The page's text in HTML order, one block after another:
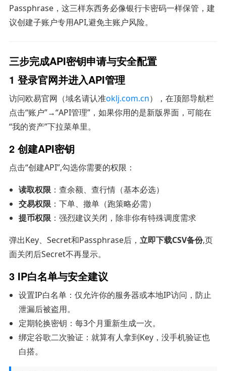
Passphrase，这三样东西务必像银行卡密码一样保管，建
议创建子账户专用API,避免主账户风险。
三步完成API密钥申请与安全配置
1 登录官网并进入API管理
访问欧易官网（域名请认准oklj.com.cn），在顶部导航栏
点击“账户”→“API管理”，如果你用的是新版界面，可能在
“我的资产”下拉菜单里。
2 创建API密钥
点击“创建API”,勾选你需要的权限：
读取权限 ：查余额、查行情（基本必选）
交易权限 ：下单、撤单（跑策略必需）
提币权限 ：强烈建议关闭，除非你有特殊调度需求
弹出Key、Secret和Passphrase后， 立即下载CSV备份,页
面关闭后Secret不再显示。
3 IP白名单与安全建议
设置IP白名单：仅允许你的服务器或本地IP访问，防止
泄漏后被盗用。
定期轮换密钥：每3个月重新生成一次。
绑定谷歌二次验证：就算有人拿到Key，没手机验证也
白搭。